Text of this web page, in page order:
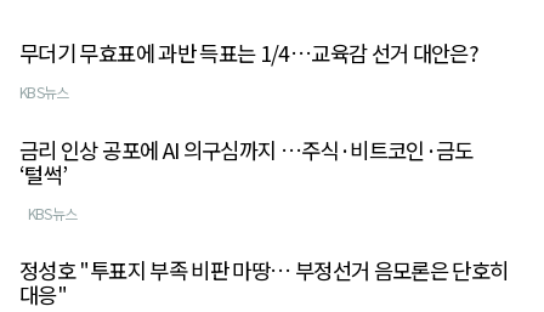
무더기 무효표에 과반 득표는 1/4…교육감 선거 대안은?
KBS뉴스
금리 인상 공포에 AI 의구심까지 …주식·비트코인·금도
‘털썩’
KBS뉴스
정성호 "투표지 부족 비판 마땅… 부정선거 음모론은 단호히
대응"